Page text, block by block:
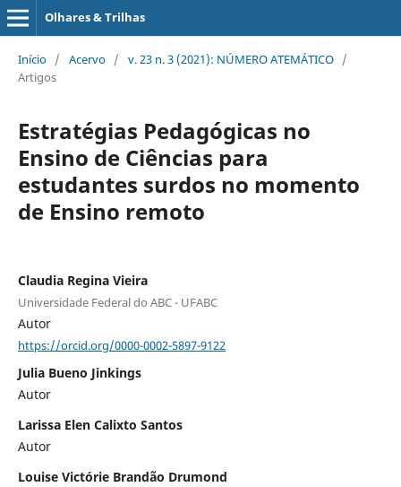
Olhares & Trilhas
Início / Acervo / v. 23 n. 3 (2021): NÚMERO ATEMÁTICO /
Artigos
Estratégias Pedagógicas no
Ensino de Ciências para
estudantes surdos no momento
de Ensino remoto
Claudia Regina Vieira
Universidade Federal do ABC - UFABC
Autor
https://orcid.org/0000-0002-5897-9122
Julia Bueno Jinkings
Autor
Larissa Elen Calixto Santos
Autor
Louise Victórie Brandão Drumond